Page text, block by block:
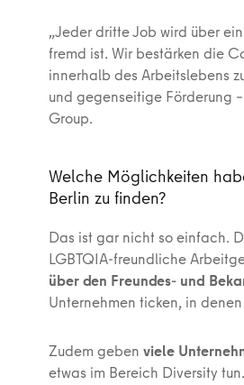
„Jeder dritte Job wird über
fremd ist. Wir bestärken die
innerhalb des Arbeitslebens
und gegenseitige Förderung
Group.
Welche Möglichkeiten
Berlin zu finden?
Das ist gar nicht so einfach.
LGBTQIA-freundliche
über den Freundes- und
Unternehmen ticken, in
Zudem geben viele
etwas im Bereich Diversity